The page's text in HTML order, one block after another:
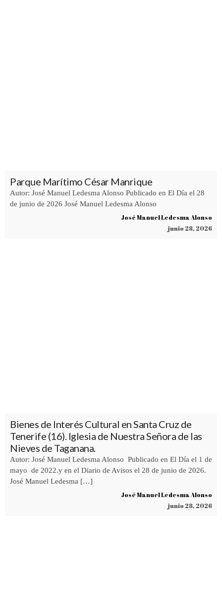
Parque Marítimo César Manrique
Autor: José Manuel Ledesma Alonso Publicado en El Día el 28
de junio de 2026 José Manuel Ledesma Alonso
José Manuel Ledesma Alonso
junio 28, 2026
Bienes de Interés Cultural en Santa Cruz de
Tenerife (16). Iglesia de Nuestra Señora de las
Nieves de Taganana.
Autor: José Manuel Ledesma Alonso Publicado en El Día el 1 de
mayo de 2022.y en el Diario de Avisos el 28 de junio de 2026.
José Manuel Ledesma […]
José Manuel Ledesma Alonso
junio 28, 2026